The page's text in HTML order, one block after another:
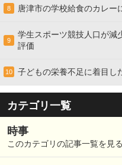
8 唐津市の学校給食のカレー
9
学生スポーツ競技人口が減
評価
10 子どもの栄養不足に着目し
カテゴリ一覧
時事
このカテゴリの記事一覧を見る